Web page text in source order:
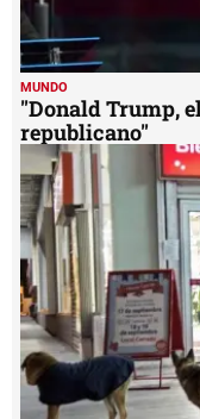
MUNDO
"Donald Trump,
republicano"